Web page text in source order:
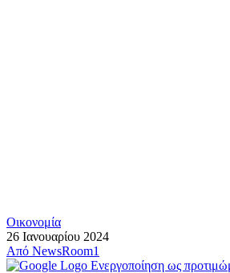
Οικονομία
26 Ιανουαρίου 2024
Από NewsRoom1
Ενεργοποίηση ως